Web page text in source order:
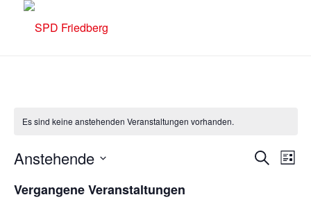
Es sind keine anstehenden Veranstaltungen vorhanden.
SucheListe
Anstehende
wählen.
Vergangene Veranstaltungen